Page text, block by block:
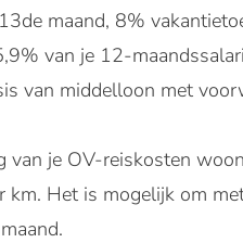
maand, 8%
van je 12-
van middelloon met
van je OV-reiskosten
Het is mogelijk om